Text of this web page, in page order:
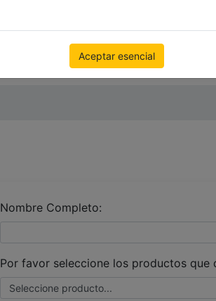
Aceptar esencial
Muestras
Nombre Completo:
Por favor seleccione los productos que